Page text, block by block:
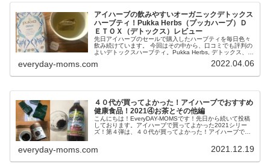
アイハーブの飲みやすいオーガニックデトックス
ハーブティ！Pukka Herbs（プッカハーブ）Ｄ
ＥＴＯＸ（デトックス）レビュー
先日アイハーブのセールで購入したハーブティを毎日色々
飲み続けています。 今回はその中から、口コミでも評判の
よいデトックスハーブティ。Pukka Herbs, デトックス、オ
ー、カフェインレス、ハーブティーのレビューをしたいと
デトックスしてきれいになりましょう～！
everyday-moms.com 2022.04.06
４０代が買ってよかった！アイハーブでおすすめ
健康食品！2021④お茶とその他編
こんにちは！EveryDAY-MOMSです！先日から続いて投稿
しております。アイハーブで買ってよかった2021シリー
ズ！第４弾は、４０代が買ってよかった！アイハーブでお
everyday-moms.com 2021.12.19